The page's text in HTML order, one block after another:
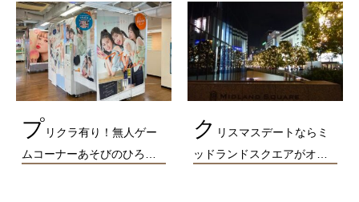
プリクラ有り！無人ゲー
ムコーナーあそびのひろ…
ク リスマスデートならミ
ッドランドスクエアがオ…